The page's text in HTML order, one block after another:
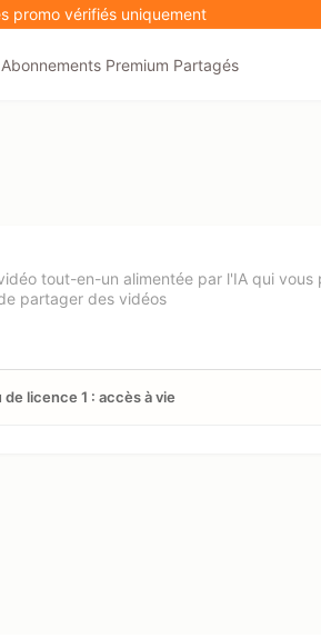
promo vérifiés uniquement
Abonnements Premium Partagés
tout-en-un alimentée par l'IA qui
partager des vidéos
de licence 1 : accès à vie